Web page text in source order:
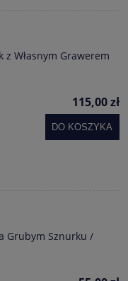
z Własnym Grawerem
115,00 zł
DO KOSZYKA
Grubym Sznurku /